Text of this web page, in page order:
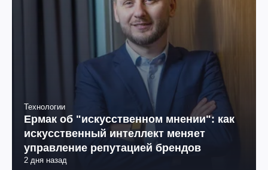
Технологии
Ермак об "искусственном мнении": как
искусственный интеллект меняет
управление репутацией брендов
2 дня назад